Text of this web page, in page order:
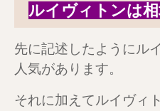
ルイヴィトンは
先に記述したようにル
人気があります。
それに加えてルイヴィ